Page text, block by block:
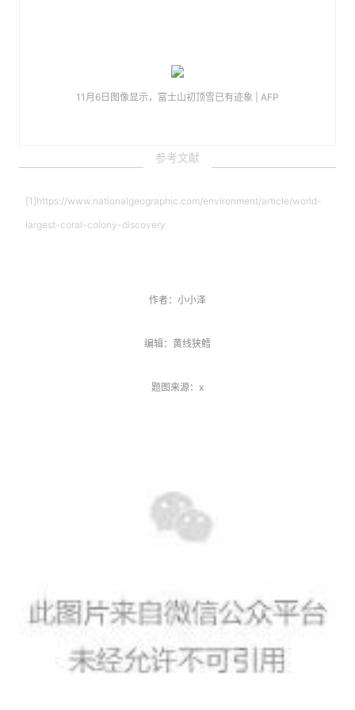
11月6日图像显示，富士山初顶雪已有迹象 | AFP
参考文献
[1]https://www.nationalgeographic.com/environment/article/world-
largest-coral-colony-discovery
newton-is-world-s-largest/https://scitechdaily.com/eco-friendly-
concerning-study-reveals/
[3]https://scitechdaily.com/toxic-slumber-the-alarming-hibernation-
[5]https://spectrum.ieee.org/alchemie-technology
[6]https://www.npr.org/2024/11/06/g-s1-33092/robert-f-kennedy-
[7]https://www.washingtonpost.com/health/2024/11/04/fluoride-
drinking-water-science-rfk-jr-trump/
[8]https://phys.org/news/2024-11-mount-fuji-absence.html
作者：小小泽
编辑：黄线狭鳕
题图来源：x